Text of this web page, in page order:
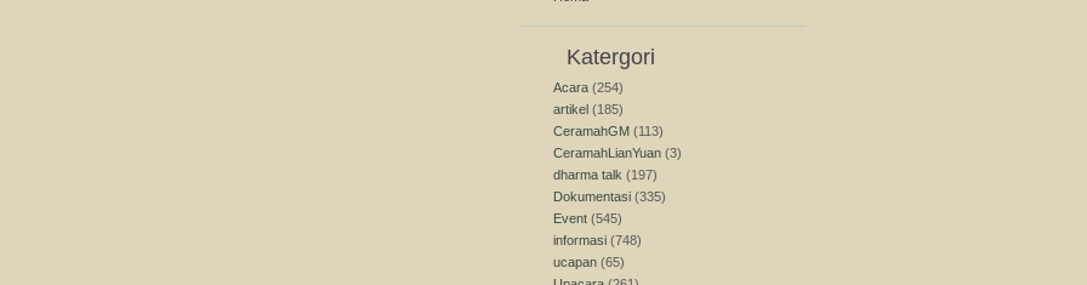
Katergori
Acara (254)
artikel (185)
CeramahGM (113)
CeramahLianYuan (3)
dharma talk (197)
Dokumentasi (335)
Event (545)
informasi (748)
ucapan (65)